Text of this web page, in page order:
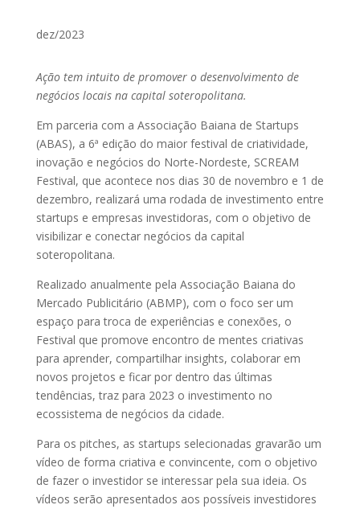
dez/2023
Ação tem intuito de promover o desenvolvimento de
negócios locais na capital soteropolitana.
Em parceria com a Associação Baiana de Startups
(ABAS), a 6ª edição do maior festival de criatividade,
inovação e negócios do Norte-Nordeste, SCREAM
Festival, que acontece nos dias 30 de novembro e 1 de
dezembro, realizará uma rodada de investimento entre
startups e empresas investidoras, com o objetivo de
visibilizar e conectar negócios da capital
soteropolitana.
Realizado anualmente pela Associação Baiana do
Mercado Publicitário (ABMP), com o foco ser um
espaço para troca de experiências e conexões, o
Festival que promove encontro de mentes criativas
para aprender, compartilhar insights, colaborar em
novos projetos e ficar por dentro das últimas
tendências, traz para 2023 o investimento no
ecossistema de negócios da cidade.
Para os pitches, as startups selecionadas gravarão um
vídeo de forma criativa e convincente, com o objetivo
de fazer o investidor se interessar pela sua ideia. Os
vídeos serão apresentados aos possíveis investidores